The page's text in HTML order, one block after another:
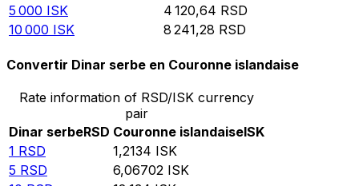
5 000 ISK 4 120,64 RSD
10 000 ISK 8 241,28 RSD
Convertir Dinar serbe en Couronne islandaise
Rate information of RSD/ISK currency
pair
Dinar serbeRSD Couronne islandaiseISK
1 RSD 1,2134 ISK
5 RSD 6,06702 ISK